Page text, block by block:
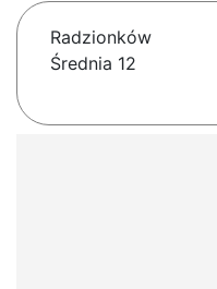
Radzionków
Średnia 12